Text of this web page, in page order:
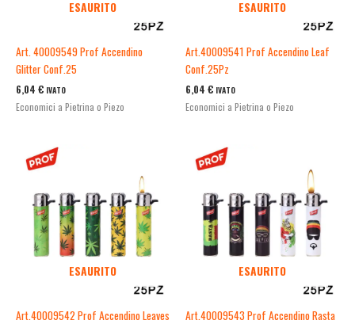
ESAURITO
Art. 40009549 Prof Accendino
Glitter Conf.25
6,04 € IVATO
Economici a Pietrina o Piezo
ESAURITO
Art.40009541 Prof Accendino Leaf
Conf.25Pz
6,04 € IVATO
Economici a Pietrina o Piezo
ESAURITO
Art.40009542 Prof Accendino Leaves
ESAURITO
Art.40009543 Prof Accendino Rasta